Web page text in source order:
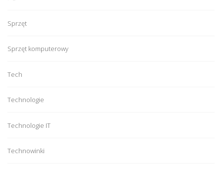
Sprzęt
Sprzęt komputerowy
Tech
Technologie
Technologie IT
Technowinki